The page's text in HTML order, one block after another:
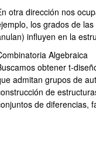
otra dirección nos
los grados de
influyen en la
Algebraica
obtener t-
admitan grupos de
de
de diferencias,